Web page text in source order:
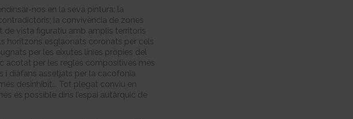
nos en la seva pintura: la
la convivència de zones
de vista figuratiu amb amplis territoris
horitzons esglaonats coronats per cels
per les eixutes línies pròpies del
acotat per les regles compositives més
i diàfans assetjats per la cacofonia
desinhibit... Tot plegat conviu en
és possible dins l’espai autàrquic de